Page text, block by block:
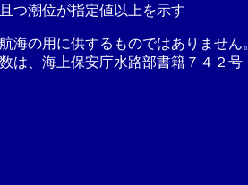
つ潮位が指定値以上を示す
海の用に供するものではありませ
は、海上保安庁水路部書籍７４２